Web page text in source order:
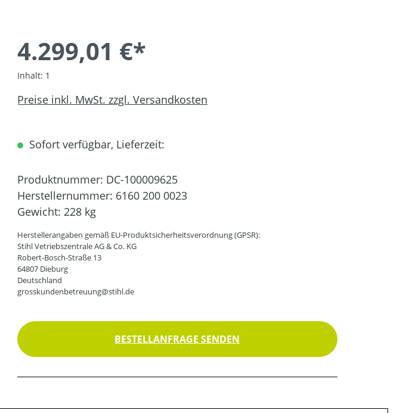
4.299,01 €*
Inhalt: 1
Preise inkl. MwSt. zzgl. Versandkosten
Sofort verfügbar, Lieferzeit:
Produktnummer: DC-100009625
Herstellernummer: 6160 200 0023
Gewicht: 228 kg
Herstellerangaben gemäß EU-Produktsicherheitsverordnung (GPSR):
Stihl Vetriebszentrale AG & Co. KG
Robert-Bosch-Straße 13
64807 Dieburg
Deutschland
grosskundenbetreuung@stihl.de
BESTELLANFRAGE SENDEN